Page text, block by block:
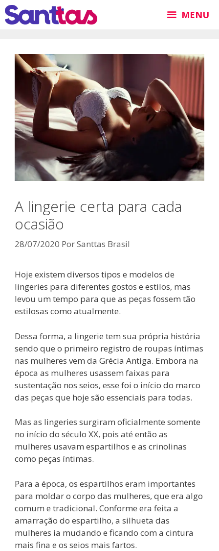
Pular
para
MENU
A lingerie certa para cada
ocasião
28/07/2020 PorSanttas Brasil
Hoje existem diversos tipos e modelos de
lingeries para diferentes gostos e estilos, mas
levou um tempo para que as peças fossem tão
estilosas como atualmente.
Dessa forma, a lingerie tem sua própria história
sendo que o primeiro registro de roupas íntimas
nas mulheres vem da Grécia Antiga. Embora na
época as mulheres usassem faixas para
sustentação nos seios, esse foi o início do marco
das peças que hoje são essenciais para todas.
Mas as lingeries surgiram oficialmente somente
no início do século XX, pois até então as
mulheres usavam espartilhos e as crinolinas
como peças íntimas.
Para a época, os espartilhos eram importantes
para moldar o corpo das mulheres, que era algo
comum e tradicional. Conforme era feita a
amarração do espartilho, a silhueta das
mulheres ia mudando e ficando com a cintura
mais fina e os seios mais fartos.